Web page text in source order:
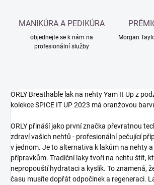
MANIKÚRA A PEDIKÚRA
objednejte se k nám na
profesionální služby
Morgan
ORLY Breathable lak na nehty Yam It Up z
kolekce SPICE IT UP 2023 má oranžovou
ORLY přináší jako první značka převratnou
zdraví vašich nehtů - profesionální pečující
v jednom. Je to alternativa k lakům na nehty
přípravkům. Tradiční laky tvoří na nehtu štít,
nepropouští hydrataci a kyslík. To znamená,
času musíte dopřát odpočinek a regeneraci.